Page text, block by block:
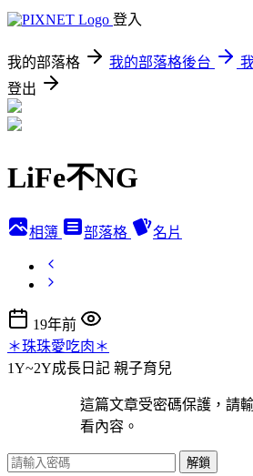
登入
我的部落格 我的部落格後台
登出
LiFe不NG
相簿 部落格 名片
19年前
＊珠珠愛吃肉＊
1Y~2Y成長日記 親子育兒
這篇文章受密碼保護，請
看內容。
解鎖